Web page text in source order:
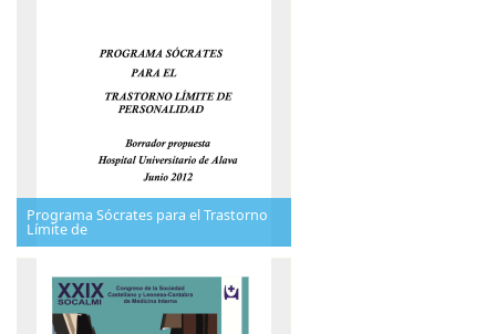
Programa Sócrates para el Trastorno
Límite de